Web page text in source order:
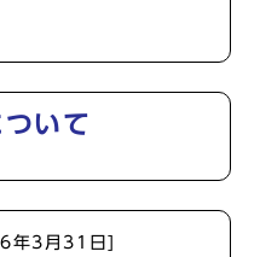
いて
年3月31日]